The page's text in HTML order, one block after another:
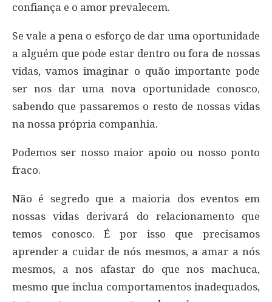
confiança e o amor prevalecem.
Se vale a pena o esforço de dar uma oportunidade
a alguém que pode estar dentro ou fora de nossas
vidas, vamos imaginar o quão importante pode
ser nos dar uma nova oportunidade conosco,
sabendo que passaremos o resto de nossas vidas
na nossa própria companhia.
Podemos ser nosso maior apoio ou nosso ponto
fraco.
Não é segredo que a maioria dos eventos em
nossas vidas derivará do relacionamento que
temos conosco. É por isso que precisamos
aprender a cuidar de nós mesmos, a amar a nós
mesmos, a nos afastar do que nos machuca,
mesmo que inclua comportamentos inadequados,